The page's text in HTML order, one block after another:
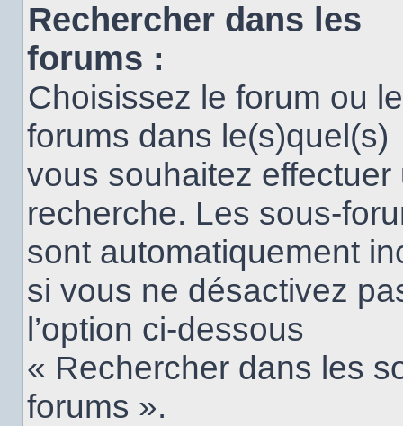
Rechercher dans les
forums :
Choisissez le forum ou
forums dans le(s)quel(s)
vous souhaitez effectuer
recherche. Les sous-
sont automatiquement
si vous ne désactivez
l’option ci-dessous
« Rechercher dans les
forums ».